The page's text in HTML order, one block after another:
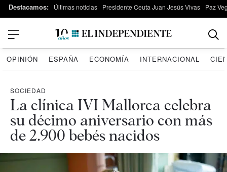
Destacamos: Últimas noticias Presidente Ceuta Juan Jesús Vivas Paz
OPINIÓN ESPAÑA ECONOMÍA INTERNACIONAL
SOCIEDAD
La clínica IVI Mallorca celebra
su décimo aniversario con más
de 2.900 bebés nacidos